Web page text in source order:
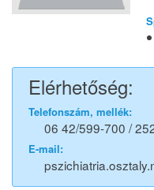
Elérhetőség:
Telefonszám, mellék:
06 42/599-700 /
E-mail: